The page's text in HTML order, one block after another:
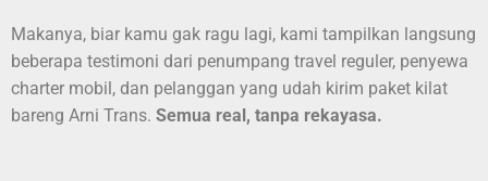
Makanya, biar kamu gak ragu lagi, kami tampilkan langsung
beberapa testimoni dari penumpang travel reguler, penyewa
charter mobil, dan pelanggan yang udah kirim paket kilat
bareng Arni Trans. Semua real, tanpa rekayasa.